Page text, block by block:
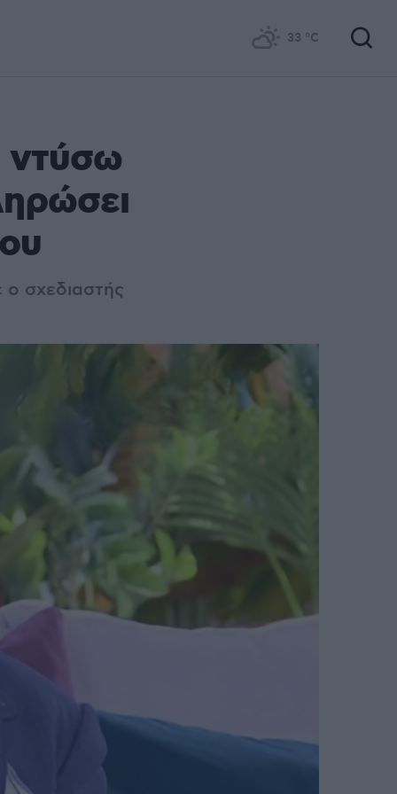
33 °C
ντύσω
ο σχεδιαστής